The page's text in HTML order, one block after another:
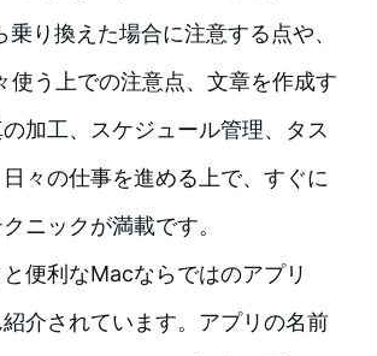
り換えた場合に注意する点や、
使う上での注意点、文章を作成す
加工、スケジュール管理、タス
々の仕事を進める上で、すぐに
ニックが満載です。
便利なMacならではのアプリ
介されています。アプリの名前